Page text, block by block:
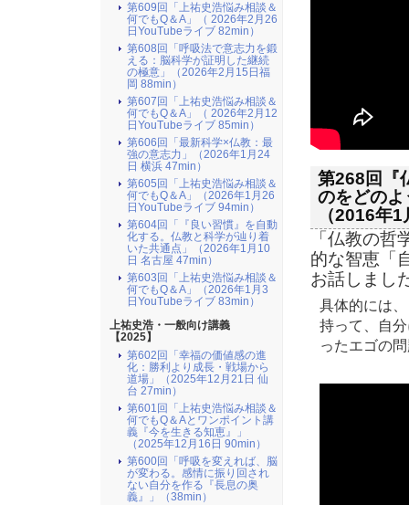
第268回『
のをどの
（2016年
「仏教の
的な智恵「
お話しまし
具体的には
持って、自
ったエゴの
第609回「上祐史浩悩み相談＆
何でもQ＆A」（ 2026年2月26
日YouTubeライブ 82min）
第608回「呼吸法で意志力を鍛
える：脳科学が証明した継続
の極意」（2026年2月15日福
岡 88min）
第607回「上祐史浩悩み相談＆
何でもQ＆A」（ 2026年2月12
日YouTubeライブ 85min）
第606回「最新科学×仏教：最
強の意志力」（2026年1月24
日 横浜 47min）
第605回「上祐史浩悩み相談＆
何でもQ＆A」（2026年1月26
日YouTubeライブ 94min）
第604回「『良い習慣』を自動
化する。仏教と科学が辿り着
いた共通点」（2026年1月10
日 名古屋 47min）
第603回「上祐史浩悩み相談＆
何でもQ＆A」（2026年1月3
日YouTubeライブ 83min）
上祐史浩・一般向け講義
【2025】
第602回「幸福の価値感の進
化：勝利より成長・戦場から
道場」（2025年12月21日 仙
台 27min）
第601回「上祐史浩悩み相談＆
何でもQ＆Aとワンポイント講
義『今を生きる知恵』」
（2025年12月16日 90min）
第600回「呼吸を変えれば、脳
が変わる。感情に振り回され
ない自分を作る『長息の奥
義』」（38min）